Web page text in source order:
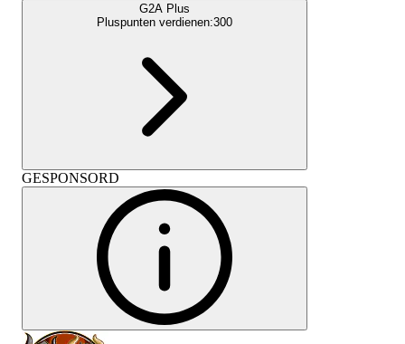
G2A Plus
Pluspunten verdienen:300
GESPONSORD